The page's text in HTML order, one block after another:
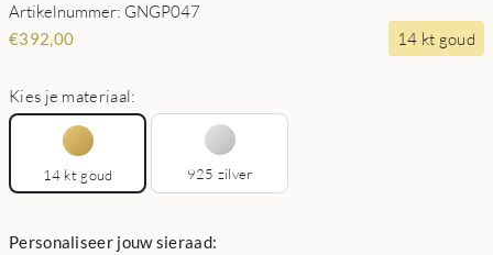
Artikelnummer: GNGP047
€392,00 14 kt goud
Kies je materiaal:
14 kt goud 925 zilver
Personaliseer jouw sieraad: